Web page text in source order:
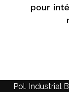
pour
Pol. Industrial